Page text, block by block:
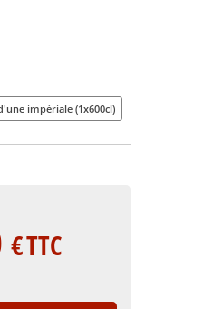
impériale (1x600cl)
€TTC